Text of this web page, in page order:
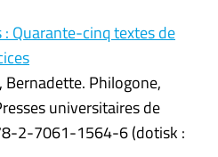
Quarante-cinq textes de
Bernadette. Philogone,
universitaires de
2-7061-1564-6 (dotisk :